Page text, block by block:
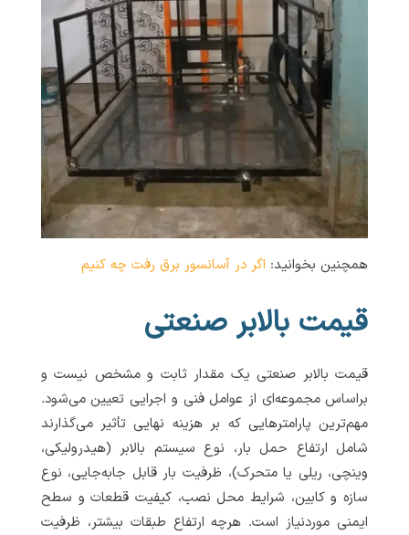
همچنین بخوانید: اگر در آسانسور برق رفت چه کنیم
قیمت بالابر صنعتی
قیمت بالابر صنعتی یک مقدار ثابت و مشخص نیست و
براساس مجموعه‌ای از عوامل فنی و اجرایی تعیین می‌شود.
مهم‌ترین پارامترهایی که بر هزینه نهایی تأثیر می‌گذارند
شامل ارتفاع حمل بار، نوع سیستم بالابر (هیدرولیکی،
وینچی، ریلی یا متحرک)، ظرفیت بار قابل جابه‌جایی، نوع
سازه و کابین، شرایط محل نصب، کیفیت قطعات و سطح
ایمنی موردنیاز است. هرچه ارتفاع طبقات بیشتر، ظرفیت